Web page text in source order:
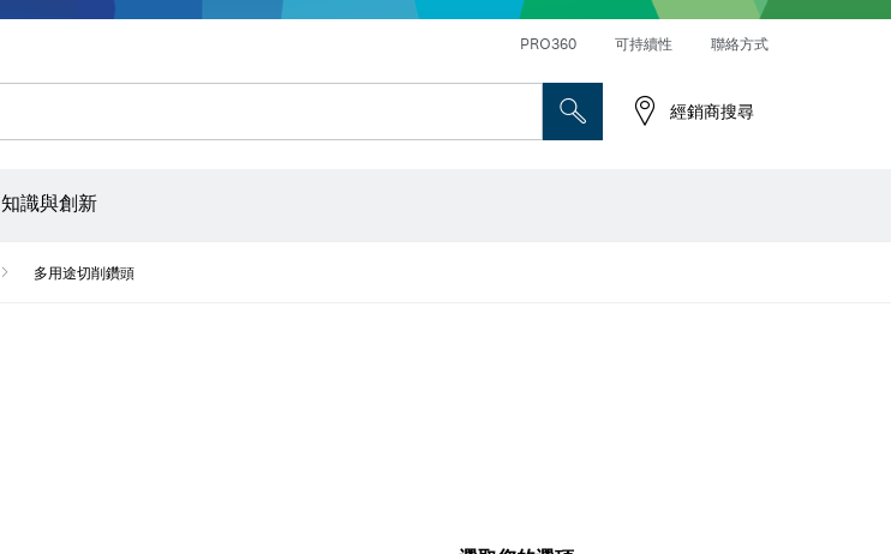
PRO360 可持續性 聯絡方式
經銷商搜尋
知識與創新
多用途切削鑽頭